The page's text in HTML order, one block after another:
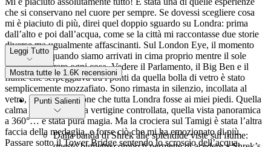
che si conservano nel cuore per sempre. Se dovessi scegliere cosa
mi è piaciuto di più, direi quel doppio sguardo su Londra: prima
dall’alto e poi dall’acqua, come se la città mi raccontasse due storie
diverse ma ugualmente affascinanti. Sul London Eye, il momento
clou è stato quando siamo arrivati in cima proprio mentre il sole
iniziava a dorare ogni cosa. Vedere il Parlamento, il Big Ben e il
fiume che serpeggiava tra i ponti da quella bolla di vetro è stato
semplicemente mozzafiato. Sono rimasta in silenzio, incollata al
vetro, con la sensazione che tutta Londra fosse ai miei piedi. Quella
calma nell’aria, quella vertigine controllata, quella vista panoramica
a 360°… è stata pura magia. Ma la crociera sul Tamigi è stata l’altra
faccia della medaglia, e forse ciò che mi ha emozionato di più.
Passare sotto il Tower Bridge sentendo lo scroscio dell’acqua,
Leggi Tutto
Mostra tutte le 1.6K recensioni
Punti Salienti
Dalla banda di Shrek alle splendide viste sul fiume: